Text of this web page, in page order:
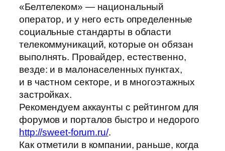
«Белтелеком» — национальный
оператор, и у него есть определенные
социальные стандарты в области
телекоммуникаций, которые он обязан
выполнять. Провайдер, естественно,
везде: и в малонаселенных пунктах,
и в частном секторе, и в многоэтажных
застройках.
Рекомендуем аккаунты с рейтингом для
форумов и порталов быстро и недорого
http://sweet-forum.ru/.
Как отметили в компании, раньше, когда